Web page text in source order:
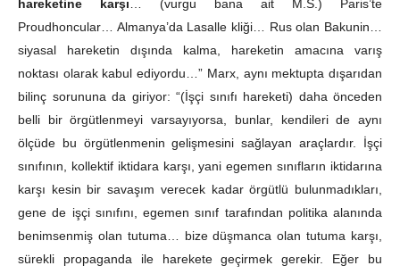
hareketine karşı … (vurgu bana ait M.S.) Paris’te
Proudhoncular… Almanya’da Lasalle kliği… Rus olan Bakunin…
siyasal hareketin dışında kalma, hareketin amacına varış
noktası olarak kabul ediyordu…” Marx, aynı mektupta dışarıdan
bilinç sorununa da giriyor: “(İşçi sınıfı hareketi) daha önceden
belli bir örgütlenmeyi varsayıyorsa, bunlar, kendileri de aynı
ölçüde bu örgütlenmenin gelişmesini sağlayan araçlardır. İşçi
sınıfının, kollektif iktidara karşı, yani egemen sınıfların iktidarına
karşı kesin bir savaşım verecek kadar örgütlü bulunmadıkları,
gene de işçi sınıfını, egemen sınıf tarafından politika alanında
benimsenmiş olan tutuma… bize düşmanca olan tutuma karşı,
sürekli propaganda ile harekete geçirmek gerekir. Eğer bu